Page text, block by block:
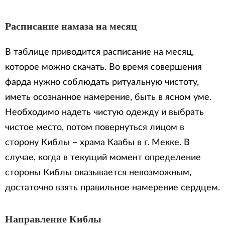
Расписание намаза на месяц
В таблице приводится расписание на месяц,
которое можно скачать. Во время совершения
фарда нужно соблюдать ритуальную чистоту,
иметь осознанное намерение, быть в ясном уме.
Необходимо надеть чистую одежду и выбрать
чистое место, потом повернуться лицом в
сторону Киблы – храма Каабы в г. Мекке. В
случае, когда в текущий момент определение
стороны Киблы оказывается невозможным,
достаточно взять правильное намерение сердцем.
Направление Киблы